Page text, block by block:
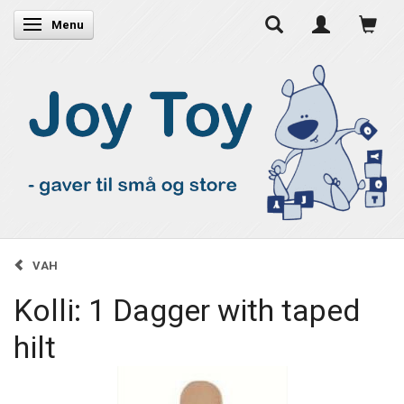
Skifte navigation
Menu
VAH
Kolli: 1 Dagger with taped
hilt